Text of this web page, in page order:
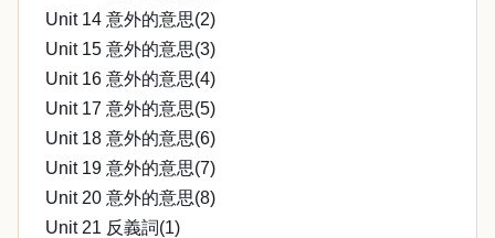
Unit 14 意外的意思(2)
Unit 15 意外的意思(3)
Unit 16 意外的意思(4)
Unit 17 意外的意思(5)
Unit 18 意外的意思(6)
Unit 19 意外的意思(7)
Unit 20 意外的意思(8)
Unit 21 反義詞(1)